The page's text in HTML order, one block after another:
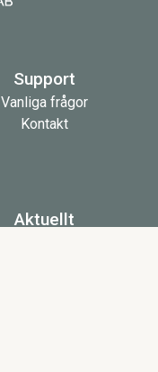
Support
Vanliga frågor
Kontakt
Aktuellt